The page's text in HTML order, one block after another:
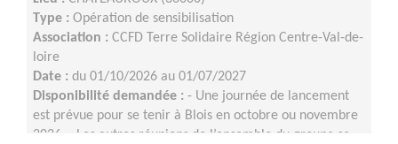
Type : Opération de sensibilisation
Association : CCFD Terre Solidaire Région Centre-Val-de-
loire
Date : du 01/10/2026 au 01/07/2027
Disponibilité demandée : - Une journée de lancement
est prévue pour se tenir à Blois en octobre ou novembre
2026 ;- Les autres réunions de l’ensemble du groupe se